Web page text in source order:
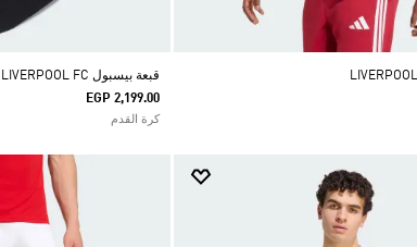
قبعة بيسبول LIVERPOOL FC
EGP 2,199.00
كرة القدم